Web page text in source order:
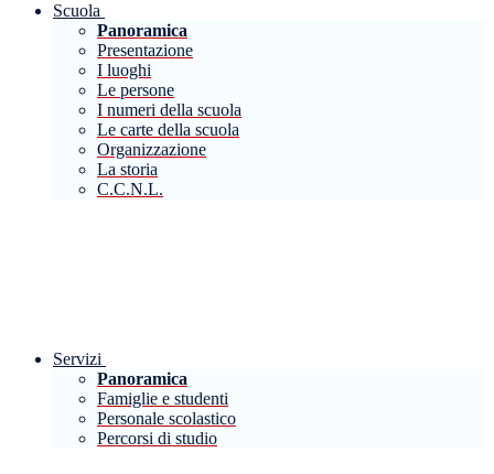
Scuola
Panoramica
Presentazione
I luoghi
Le persone
I numeri della scuola
Le carte della scuola
Organizzazione
La storia
C.C.N.L.
Servizi
Panoramica
Famiglie e studenti
Personale scolastico
Percorsi di studio